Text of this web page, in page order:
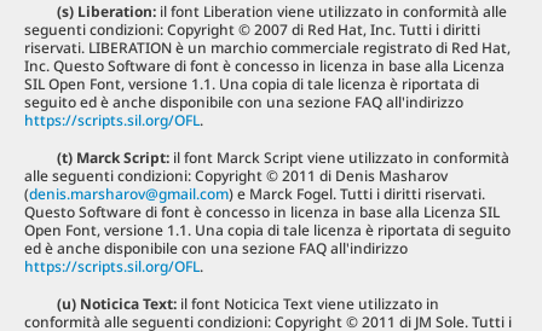
(s) Liberation: il font Liberation viene utilizzato in conformità alle
seguenti condizioni: Copyright © 2007 di Red Hat, Inc. Tutti i diritti
riservati. LIBERATION è un marchio commerciale registrato di Red Hat,
Inc. Questo Software di font è concesso in licenza in base alla Licenza
SIL Open Font, versione 1.1. Una copia di tale licenza è riportata di
seguito ed è anche disponibile con una sezione FAQ all'indirizzo
https://scripts.sil.org/OFL.
(t) Marck Script: il font Marck Script viene utilizzato in conformità
alle seguenti condizioni: Copyright © 2011 di Denis Masharov
(denis.marsharov@gmail.com) e Marck Fogel. Tutti i diritti riservati.
Questo Software di font è concesso in licenza in base alla Licenza SIL
Open Font, versione 1.1. Una copia di tale licenza è riportata di seguito
ed è anche disponibile con una sezione FAQ all'indirizzo
https://scripts.sil.org/OFL.
(u) Noticica Text: il font Noticica Text viene utilizzato in
conformità alle seguenti condizioni: Copyright © 2011 di JM Sole. Tutti i